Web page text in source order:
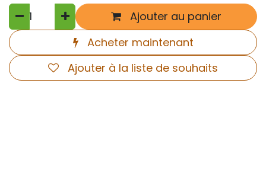
Ajouter au panier
Acheter maintenant
Ajouter à la liste de souhaits